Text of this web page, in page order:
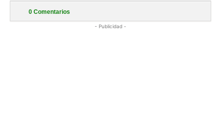
0 Comentarios
- Publicidad -